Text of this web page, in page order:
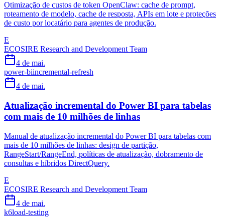
Otimização de custos de token OpenClaw: cache de prompt,
roteamento de modelo, cache de resposta, APIs em lote e proteções
de custo por locatário para agentes de produção.
E
ECOSIRE Research and Development Team
4 de mai.
power-biincremental-refresh
4 de mai.
Atualização incremental do Power BI para tabelas
com mais de 10 milhões de linhas
Manual de atualização incremental do Power BI para tabelas com
mais de 10 milhões de linhas: design de partição,
RangeStart/RangeEnd, políticas de atualização, dobramento de
consultas e híbridos DirectQuery.
E
ECOSIRE Research and Development Team
4 de mai.
k6load-testing